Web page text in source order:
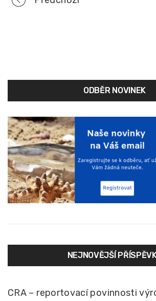
ODBĚR NOVINEK
NEJNOVĚJŠÍ
CRA – reportovací povinnosti